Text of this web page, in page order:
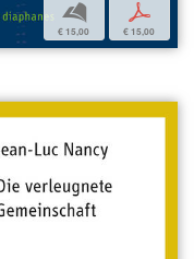
b
€ 15,00
p
€ 15,00